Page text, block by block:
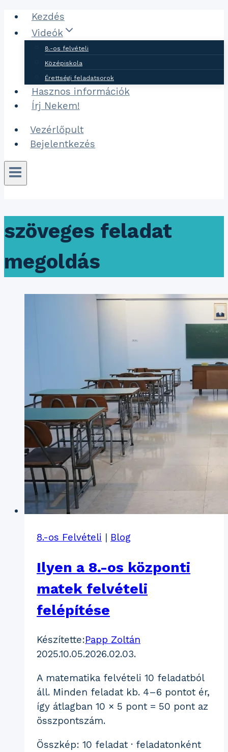
Ugrás
tartalomhoz
Kezdés
Videók
8.-os felvételi
Középiskola
Érettségi feladatsorok
Hasznos információk
Írj Nekem!
Vezérlőpult
Bejelentkezés
szöveges feladat
megoldás
8.-os Felvételi | Blog
Ilyen a 8.-os központi
matek felvételi
felépítése
Készítette:Papp Zoltán
2025.10.05.2026.02.03.
A matematika felvételi 10 feladatból
áll. Minden feladat kb. 4–6 pontot ér,
így átlagban 10 × 5 pont = 50 pont az
összpontszám.
Összkép: 10 feladat · feladatonként